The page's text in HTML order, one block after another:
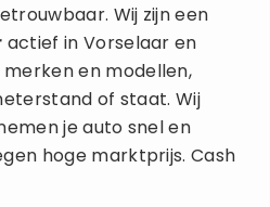
Wij zijn een
actief in Vorselaar en
en modellen,
of staat. Wij
je auto snel en
hoge marktprijs. Cash